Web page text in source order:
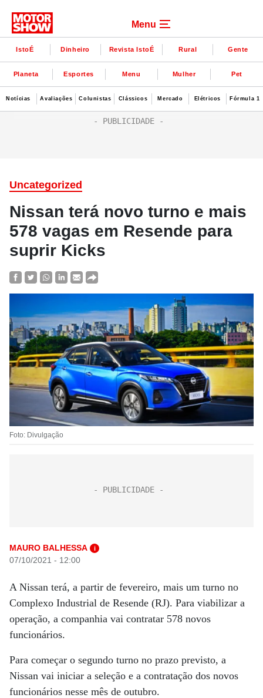
Menu
IstoÉ Dinheiro Revista IstoÉ Rural Gente
Planeta Esportes Menu Mulher Pet
Notícias Avaliações Colunistas Clássicos Mercado Elétricos Fórmula 1
Uncategorized
Nissan terá novo turno e mais
578 vagas em Resende para
suprir Kicks
Foto: Divulgação
MAURO BALHESSA i
07/10/2021 - 12:00
A Nissan terá, a partir de fevereiro, mais um turno no
Complexo Industrial de Resende (RJ). Para viabilizar a
operação, a companhia vai contratar 578 novos
funcionários.
Para começar o segundo turno no prazo previsto, a
Nissan vai iniciar a seleção e a contratação dos novos
funcionários nesse mês de outubro.